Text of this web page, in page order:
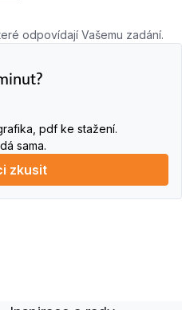
odpovídají Vašemu zadání.
pdf ke stažení.
sama.
zkusit